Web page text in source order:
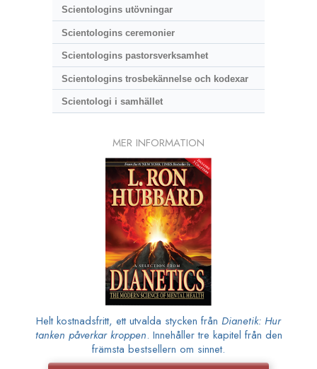
Scientologins utövningar
Scientologins ceremonier
Scientologins pastorsverksamhet
Scientologins trosbekännelse och kodexar
Scientologi i samhället
MER INFORMATION
Helt kostnadsfritt, ett utvalda stycken från Dianetik: Hur
tanken påverkar kroppen. Innehåller tre kapitel från den
främsta bestsellern om sinnet.